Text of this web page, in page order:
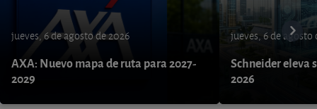
jueves, 6 de agosto de 2026
AXA: Nuevo mapa de ruta para 2027-
2029
jueves, 6 de agosto
Schneider eleva
2026